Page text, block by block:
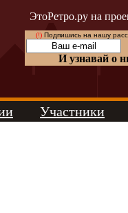
ЭтоРетро.ру на
(!)Подпишись на нашу
И узнавай о
Участники